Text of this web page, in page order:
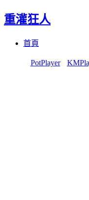
重灌狂人
首頁
PotPlayer